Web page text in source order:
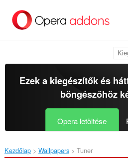
Ezek a kiegészítők és
böngészőhöz
Opera letöltése
Kezdőlap Wallpapers Tuner‎